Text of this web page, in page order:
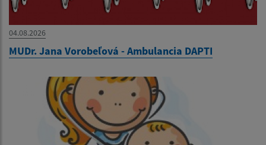
04.08.2026
MUDr. Jana Vorobeľová - Ambulancia DAPTI